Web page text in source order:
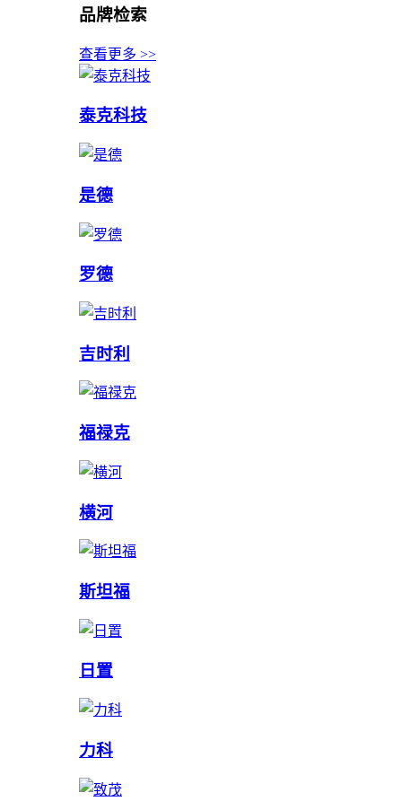
品牌检索
查看更多 >>
泰克科技
是德
罗德
吉时利
福禄克
横河
斯坦福
日置
力科